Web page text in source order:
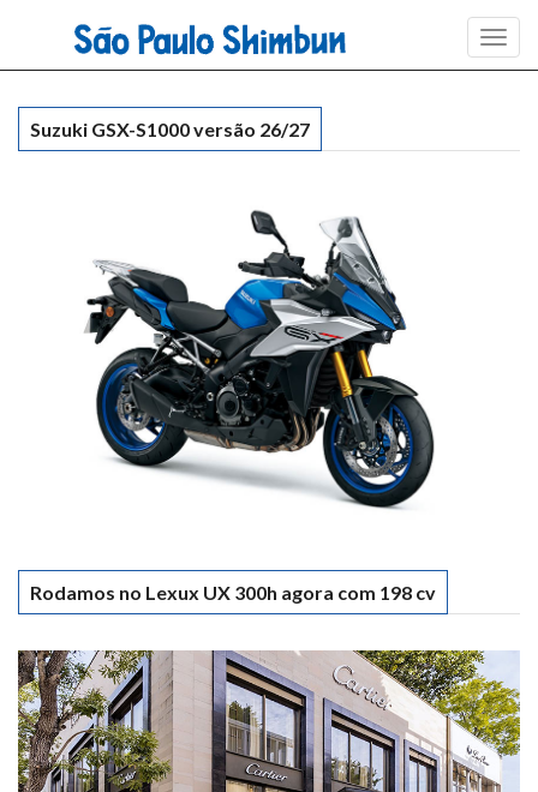
Suzuki GSX-S1000 versão 26/27
Rodamos no Lexux UX 300h agora com 198 cv